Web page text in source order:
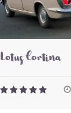
Lotus Cortina